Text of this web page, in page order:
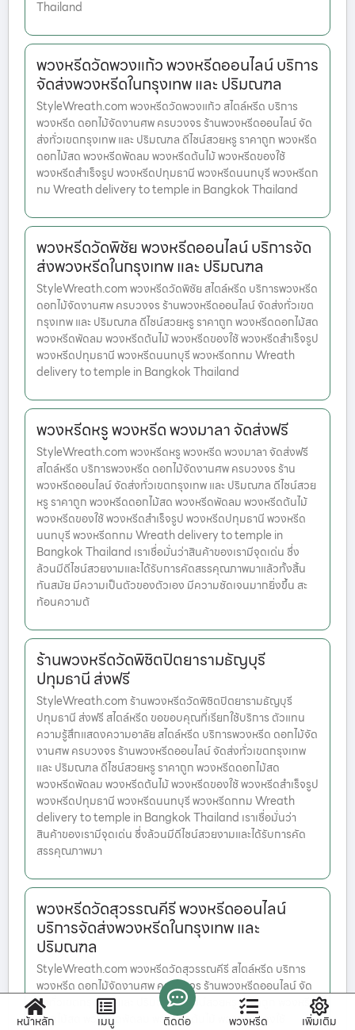
Thailand
พวงหรีดวัดพวงแก้ว พวงหรีดออนไลน์ บริการ
จัดส่งพวงหรีดในกรุงเทพ และ ปริมณฑล
StyleWreath.com พวงหรีดวัดพวงแก้ว สไตล์หรีด บริการ
พวงหรีด ดอกไม้จัดงานศพ ครบวงจร ร้านพวงหรีดออนไลน์ จัด
ส่งทั่วเขตกรุงเทพ และ ปริมณฑล ดีไซน์สวยหรู ราคาถูก พวงหรีด
ดอกไม้สด พวงหรีดพัดลม พวงหรีดต้นไม้ พวงหรีดของใช้
พวงหรีดสำเร็จรูป พวงหรีดปทุมธานี พวงหรีดนนทบุรี พวงหรีดก
ทม Wreath delivery to temple in Bangkok Thailand
พวงหรีดวัดพิชัย พวงหรีดออนไลน์ บริการจัด
ส่งพวงหรีดในกรุงเทพ และ ปริมณฑล
StyleWreath.com พวงหรีดวัดพิชัย สไตล์หรีด บริการพวงหรีด
ดอกไม้จัดงานศพ ครบวงจร ร้านพวงหรีดออนไลน์ จัดส่งทั่วเขต
กรุงเทพ และ ปริมณฑล ดีไซน์สวยหรู ราคาถูก พวงหรีดดอกไม้สด
พวงหรีดพัดลม พวงหรีดต้นไม้ พวงหรีดของใช้ พวงหรีดสำเร็จรูป
พวงหรีดปทุมธานี พวงหรีดนนทบุรี พวงหรีดกทม Wreath
delivery to temple in Bangkok Thailand
พวงหรีดหรู พวงหรีด พวงมาลา จัดส่งฟรี
StyleWreath.com พวงหรีดหรู พวงหรีด พวงมาลา จัดส่งฟรี
สไตล์หรีด บริการพวงหรีด ดอกไม้จัดงานศพ ครบวงจร ร้าน
พวงหรีดออนไลน์ จัดส่งทั่วเขตกรุงเทพ และ ปริมณฑล ดีไซน์สวย
หรู ราคาถูก พวงหรีดดอกไม้สด พวงหรีดพัดลม พวงหรีดต้นไม้
พวงหรีดของใช้ พวงหรีดสำเร็จรูป พวงหรีดปทุมธานี พวงหรีด
นนทบุรี พวงหรีดกทม Wreath delivery to temple in
Bangkok Thailand เราเชื่อมั่นว่าสินค้าของเรามีจุดเด่น ซึ่ง
ล้วนมีดีไซน์สวยงามและได้รับการคัดสรรคุณภาพมาแล้วทั้งสิ้น
ทันสมัย มีความเป็นตัวของตัวเอง มีความชัดเจนมากยิ่งขึ้น สะ
ท้อนความต้
ร้านพวงหรีดวัดพิชิตปิตยารามธัญบุรี
ปทุมธานี ส่งฟรี
StyleWreath.com ร้านพวงหรีดวัดพิชิตปิตยารามธัญบุรี
ปทุมธานี ส่งฟรี สไตล์หรีด ขอขอบคุณที่เรียกใช้บริการ ตัวแทน
ความรู้สึกแสดงความอาลัย สไตล์หรีด บริการพวงหรีด ดอกไม้จัด
งานศพ ครบวงจร ร้านพวงหรีดออนไลน์ จัดส่งทั่วเขตกรุงเทพ
และ ปริมณฑล ดีไซน์สวยหรู ราคาถูก พวงหรีดดอกไม้สด
พวงหรีดพัดลม พวงหรีดต้นไม้ พวงหรีดของใช้ พวงหรีดสำเร็จรูป
พวงหรีดปทุมธานี พวงหรีดนนทบุรี พวงหรีดกทม Wreath
delivery to temple in Bangkok Thailand เราเชื่อมั่นว่า
สินค้าของเรามีจุดเด่น ซึ่งล้วนมีดีไซน์สวยงามและได้รับการคัด
สรรคุณภาพมา
พวงหรีดวัดสุวรรณคีรี พวงหรีดออนไลน์
บริการจัดส่งพวงหรีดในกรุงเทพ และ
ปริมณฑล
StyleWreath.com พวงหรีดวัดสุวรรณคีรี สไตล์หรีด บริการ
พวงหรีด ดอกไม้จัดงานศพ ครบวงจร ร้านพวงหรีดออนไลน์ จัด
ส่งทั่วเขตกรุงเทพ และ ปริมณฑล ดีไซน์สวยหรู ราคาถูก พวงหรีด
ดอกไม้สด พวงหรีดพัดลม พวงหรีดต้นไม้ พวงหรีดของใช้
หน้าหลัก เมนู ติดต่อ พวงหรีด เพิ่มเติม